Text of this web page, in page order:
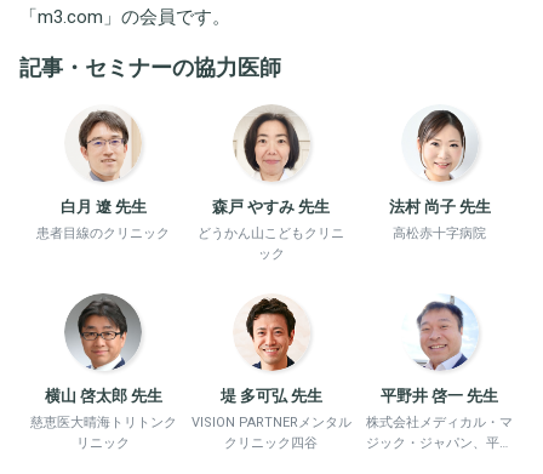
「m3.com 」の会員です。
記事・セミナーの協力医師
白月 遼 先生
患者目線のクリニック
森戸 やすみ 先生
どうかん山こどもクリニ
ック
法村 尚子 先生
高松赤十字病院
横山 啓太郎 先生
慈恵医大晴海トリトンク
リニック
堤 多可弘 先生
VISION PARTNERメンタル
クリニック四谷
平野井 啓一 先生
株式会社メディカル・マ
ジック・ジャパン、平野